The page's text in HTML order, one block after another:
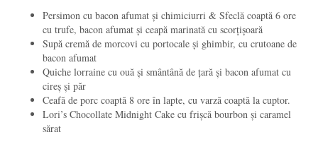
Persimon cu bacon afumat și chimiciurri & Sfeclă coaptă 6 ore
cu trufe, bacon afumat și ceapă marinată cu scorțișoară
Supă cremă de morcovi cu portocale și ghimbir, cu crutoane de
bacon afumat
Quiche lorraine cu ouă și smântână de țară și bacon afumat cu
cireș și păr
Ceafă de porc coaptă 8 ore în lapte, cu varză coaptă la cuptor.
Lori’s Chocollate Midnight Cake cu frișcă bourbon și caramel
sărat